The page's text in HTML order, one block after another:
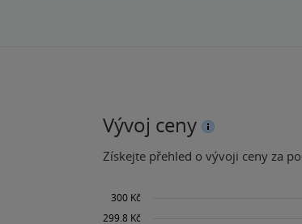
Vývoj ceny
Získejte přehled o vývoji ceny za